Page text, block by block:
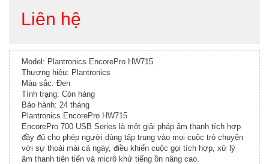
Liên hệ
Model: Plantronics EncorePro HW715
Thương hiệu: Plantronics
Màu sắc: Đen
Tình trạng: Còn hàng
Bảo hành: 24 tháng
Plantronics EncorePro HW715
EncorePro 700 USB Series là một giải pháp âm thanh tích hợp
đầy đủ cho phép người dùng tập trung vào mọi cuộc trò chuyện
với sự thoải mái cả ngày, điều khiển cuộc gọi tích hợp, xử lý
âm thanh tiên tiến và micrô khử tiếng ồn nâng cao.